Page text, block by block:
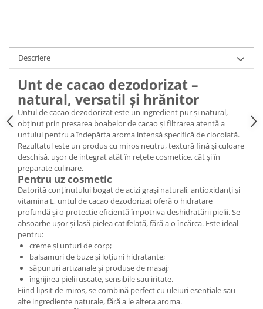
Descriere
Unt de cacao dezodorizat –
natural, versatil și hrănitor
Untul de cacao dezodorizat este un ingredient pur și natural,
obținut prin presarea boabelor de cacao și filtrarea atentă a
untului pentru a îndepărta aroma intensă specifică de ciocolată.
Rezultatul este un produs cu miros neutru, textură fină și culoare
deschisă, ușor de integrat atât în rețete cosmetice, cât și în
preparate culinare.
Pentru uz cosmetic
Datorită conținutului bogat de acizi grași naturali, antioxidanți și
vitamina E, untul de cacao dezodorizat oferă o hidratare
profundă și o protecție eficientă împotriva deshidratării pielii. Se
absoarbe ușor și lasă pielea catifelată, fără a o încărca. Este ideal
pentru:
creme și unturi de corp;
balsamuri de buze și loțiuni hidratante;
săpunuri artizanale și produse de masaj;
îngrijirea pielii uscate, sensibile sau iritate.
Fiind lipsit de miros, se combină perfect cu uleiuri esențiale sau
alte ingrediente naturale, fără a le altera aroma.